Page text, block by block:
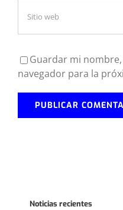
Guardar mi
navegador para la
Noticias recientes